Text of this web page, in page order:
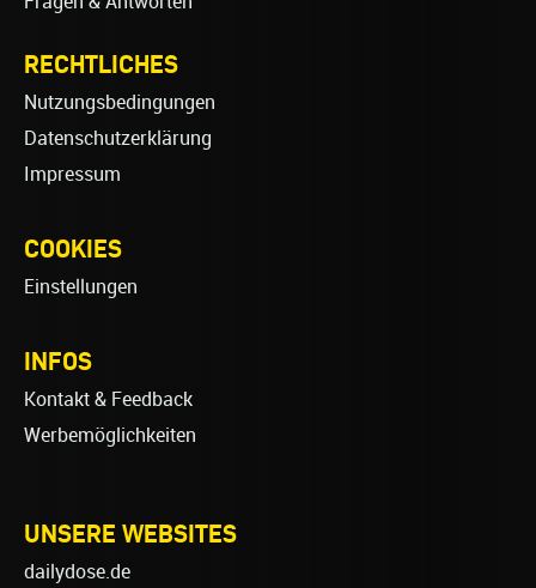
RECHTLICHES
Nutzungsbedingungen
Datenschutzerklärung
Impressum
COOKIES
Einstellungen
INFOS
Kontakt & Feedback
Werbemöglichkeiten
UNSERE WEBSITES
dailydose.de